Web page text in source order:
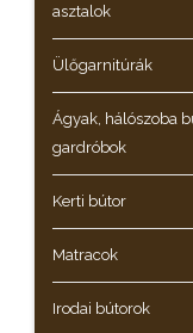
asztalok
Ülőgarnitúrák
Ágyak, hálószoba
gardróbok
Kerti bútor
Matracok
Irodai bútorok